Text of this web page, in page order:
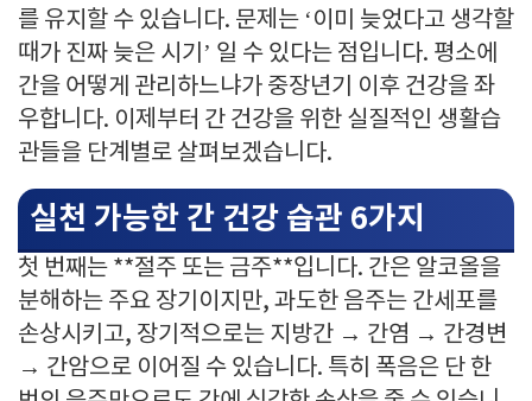
를 유지할 수 있습니다. 문제는 ‘이미 늦었다고 생각할
때가 진짜 늦은 시기’ 일 수 있다는 점입니다. 평소에
간을 어떻게 관리하느냐가 중장년기 이후 건강을 좌
우합니다. 이제부터 간 건강을 위한 실질적인 생활습
관들을 단계별로 살펴보겠습니다.
실천 가능한 간 건강 습관 6가지
첫 번째는 **절주 또는 금주**입니다. 간은 알코올을
분해하는 주요 장기이지만, 과도한 음주는 간세포를
손상시키고, 장기적으로는 지방간 → 간염 → 간경변
→ 간암으로 이어질 수 있습니다. 특히 폭음은 단 한